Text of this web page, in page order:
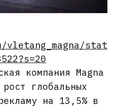
stat
компания Magna
рост глобальных
на 13,5% в